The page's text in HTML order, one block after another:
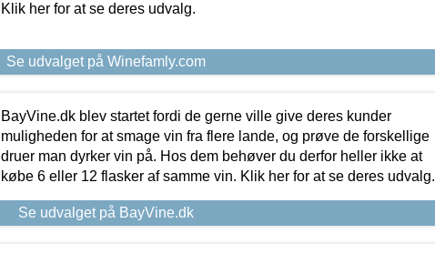
Klik her for at se deres udvalg.
Se udvalget på Winefamly.com
BayVine.dk blev startet fordi de gerne ville give deres kunder
muligheden for at smage vin fra flere lande, og prøve de forskellige
druer man dyrker vin på. Hos dem behøver du derfor heller ikke at
købe 6 eller 12 flasker af samme vin. Klik her for at se deres udvalg.
Se udvalget på BayVine.dk